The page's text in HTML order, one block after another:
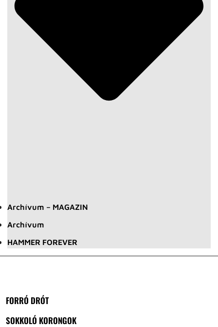
Archívum – MAGAZIN
Archívum
HAMMER FOREVER
FORRÓ DRÓT
SOKKOLÓ KORONGOK